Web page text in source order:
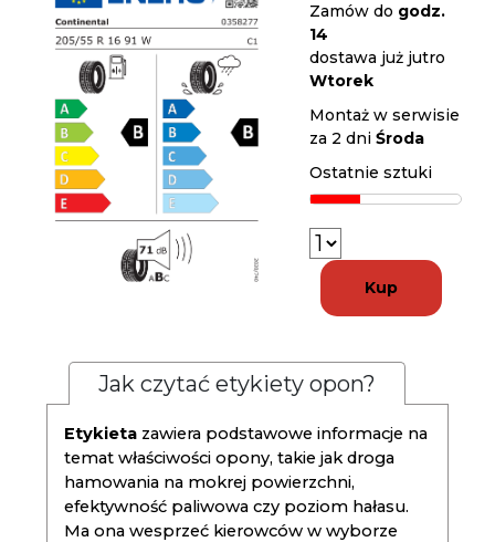
Zamów do godz.
14
dostawa już jutro
Wtorek
Montaż w serwisie
za 2 dniŚroda
Ostatnie sztuki
Kup
Jak czytać etykiety opon?
Etykieta zawiera podstawowe informacje na
temat właściwości opony, takie jak droga
hamowania na mokrej powierzchni,
efektywność paliwowa czy poziom hałasu.
Ma ona wesprzeć kierowców w wyborze